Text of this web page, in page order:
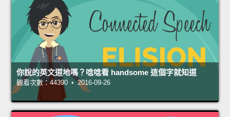
你說的英文道地嗎？唸唸看 handsome 這個字就知道
觀看次數：44390 • 2016-09-26